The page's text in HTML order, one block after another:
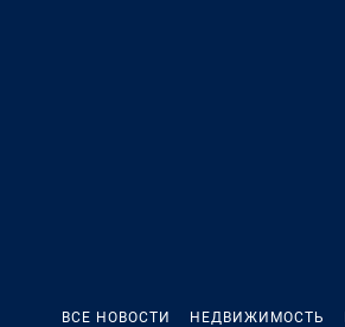
ВСЕ НОВОСТИ НЕДВИЖИМОСТЬ